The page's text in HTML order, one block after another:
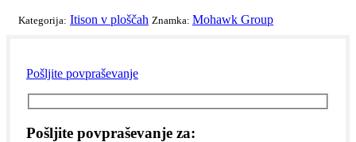
Kategorija: Itison v ploščah Znamka: Mohawk Group
Pošljite povpraševanje
Pošljite povpraševanje za: